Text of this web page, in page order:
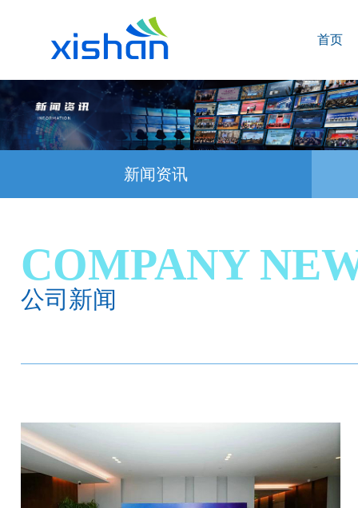
首页
新闻资讯
COMPANY
公司新闻